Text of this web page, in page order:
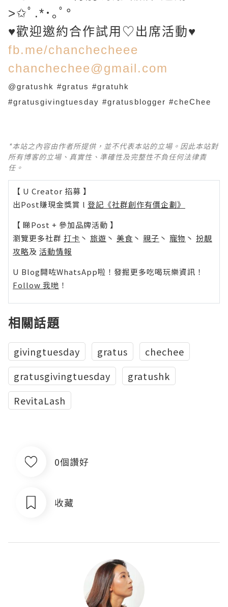
˃✩ﾟ.*･｡ﾟ°
♥歡迎邀約合作試用♡出席活動♥
fb.me/chanchecheee
chanchechee@gmail.com
@gratushk #gratus #gratuhk
#gratusgivingtuesday #gratusblogger #cheChee
*本站之內容由作者所提供，並不代表本站的立場。因此本站對
所有博客的立場、真實性、準確性及完整性不負任何法律責
任。
【 U Creator 招募 】
出Post賺現金獎賞 l 登記《社群創作有價企劃》
【 睇Post + 參加品牌活動 】
瀏覽更多社群 打卡 丶 旅遊 丶 美食 丶 親子 丶 寵物 丶 扮靚
攻略及 活動情報
U Blog開咗WhatsApp啦！發掘更多吃喝玩樂資訊！
Follow 我哋 ！
相關話題
givingtuesday gratus
chechee
gratusgivingtuesday
gratushk
RevitaLash
0個讚好
收藏